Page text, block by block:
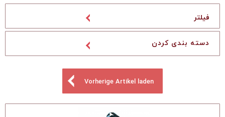
فیلتر
Vorherige Artikel laden